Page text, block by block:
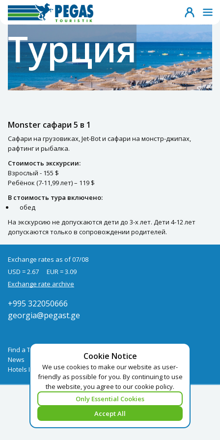
Турция
Monster сафари 5 в 1
Сафари на грузовиках, Jet-Bot и сафари на монстр-джипах,
рафтинг и рыбалка.
Стоимость экскурсии:
Взрослый - 155 $
Ребёнок (7-11,99 лет) – 119 $
В стоимость тура включено:
обед
На экскурсию не допускаются дети до 3-х лет. Дети 4-12 лет
допускаются только в сопровождении родителей.
Cookie Notice
We use cookies to make our website as user-
friendly as possible for you. By continuing to use
the website, you agree to our cookie policy.
Only Essential Cookies
Accept All
Exchange rates as of 07/08
USD = 2.67
EUR = 3.09
Exchange rate archive
+995 322050666
georgia@pegast.ge
Find a Tour
News
Hotels Booking